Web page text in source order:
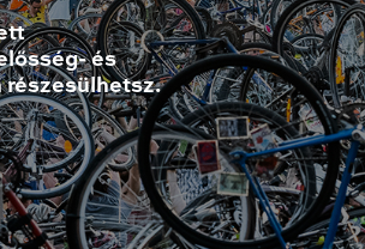
és
részesülhetsz.